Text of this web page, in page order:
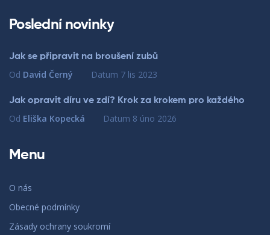
Poslední novinky
Jak se připravit na broušení zubů
Od David Černý Datum 7 lis 2023
Jak opravit díru ve zdí? Krok za krokem pro každého
Od Eliška Kopecká Datum 8 úno 2026
Menu
O nás
Obecné podmínky
Zásady ochrany soukromí